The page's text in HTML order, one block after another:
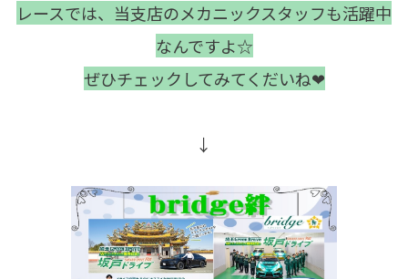
レースでは、当支店のメカニックスタッフも活躍中
なんですよ☆
ぜひチェックしてみてくだいね❤
↓